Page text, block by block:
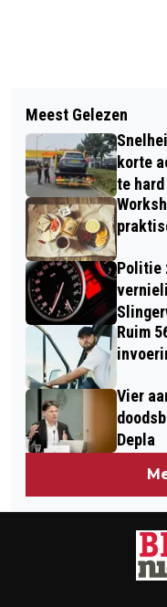
AANPAK
BRABANT
NIEUWE
AAN GRAAF
Meest Gelezen
korte
te hard
Politie
Ruim
Vier
Depla